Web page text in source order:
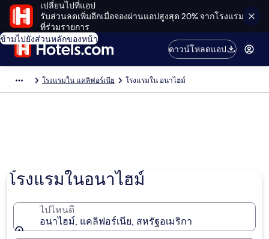
เปลี่ยนไปที่แอป
รับส่วนลดเพิ่มอีกเมื่อจองผ่านแอปสูงสุด 20% จากโรงแรม
ที่ร่วมรายการ
ข้ามไปยังส่วนหลักของหน้า
ดาวน์โหลดแอป
โรงแรมใน แคลิฟอร์เนีย โรงแรมใน อนาไฮม์
โรงแรมในอนาไฮม์
ไปไหนดี
อนาไฮม์, แคลิฟอร์เนีย, สหรัฐอเมริกา